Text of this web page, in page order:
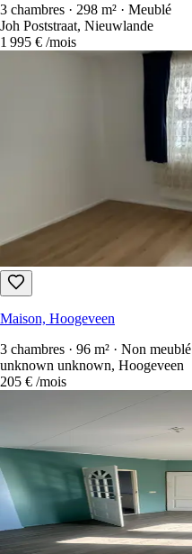
3 chambres · 298 m² · Meublé
Joh Poststraat, Nieuwlande
1 995 € /mois
Maison, Hoogeveen
3 chambres · 96 m² · Non meublé
unknown unknown, Hoogeveen
205 € /mois